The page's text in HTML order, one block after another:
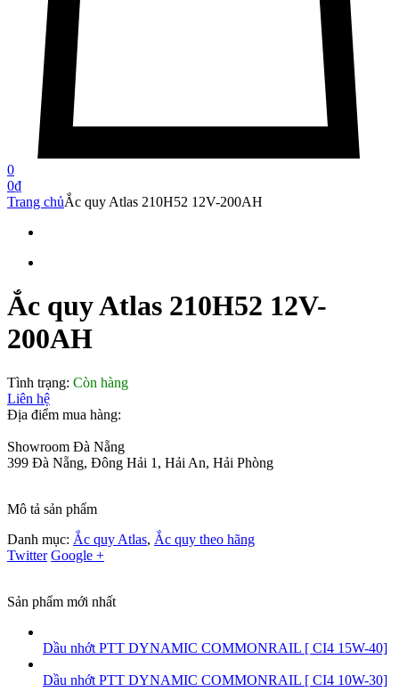
0
0₫
Trang chủẮc quy Atlas 210H52 12V-200AH
Ắc quy Atlas 210H52 12V-
200AH
Tình trạng: Còn hàng
Liên hệ
Địa điểm mua hàng:
Showroom Đà Nẵng
399 Đà Nẵng, Đông Hải 1, Hải An, Hải Phòng
Mô tả sản phẩm
Danh mục: Ắc quy Atlas, Ắc quy theo hãng
Twitter Google +
Sản phẩm mới nhất
Dầu nhớt PTT DYNAMIC COMMONRAIL [ CI4 15W-40]
Dầu nhớt PTT DYNAMIC COMMONRAIL [ CI4 10W-30]